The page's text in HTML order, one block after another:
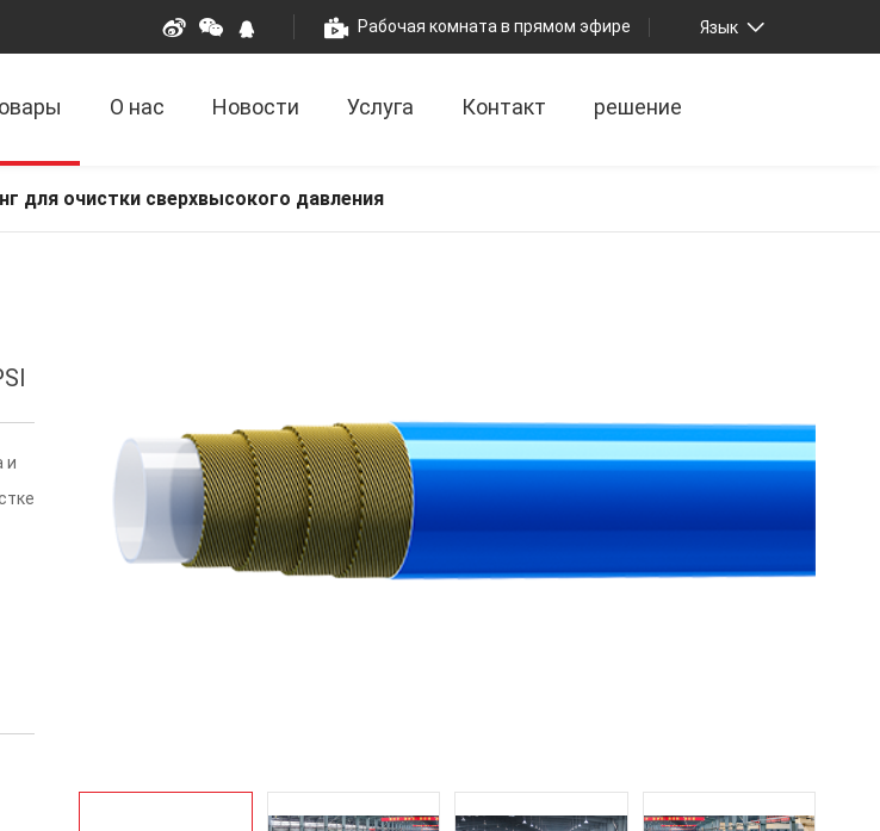
Рабочая комната в прямом эфире Язык
О нас Новости Услуга Контакт решение
для очистки сверхвысокого давления
и